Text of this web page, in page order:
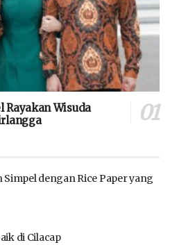
Rayakan Wisuda
Simpel dengan Rice Paper yang
di Cilacap